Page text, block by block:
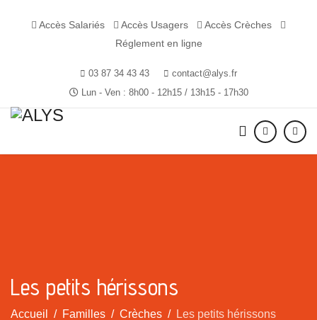
Accès Salariés Accès Usagers
Accès Crèches
Réglement en ligne
03 87 34 43 43
contact@alys.fr
Lun - Ven : 8h00 - 12h15 / 13h15 - 17h30
Les petits hérissons
Accueil Familles Crèches Les petits hérissons